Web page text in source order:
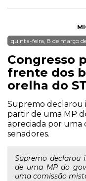
quinta-feira, 8 de março
Congresso
frente dos
orelha do
Supremo declarou
partir de uma MP
apreciada por uma
senadores.
Supremo
de uma MP do
uma comissão